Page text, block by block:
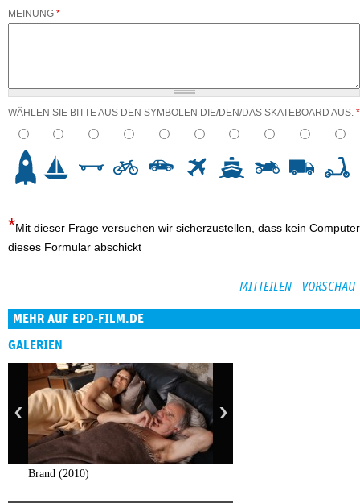
MEINUNG *
WÄHLEN SIE BITTE AUS DEN SYMBOLEN DIE/DEN/DAS SKATEBOARD AUS. *
Mit dieser Frage versuchen wir sicherzustellen, dass kein Computer
dieses Formular abschickt
MEHR AUF EPD-FILM.DE
GALERIEN
Brand (2010)